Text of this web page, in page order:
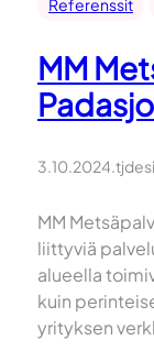
Referenssit
MM
3.10.2024.
MM
liittyviä
alueella
kuin
yrityksen